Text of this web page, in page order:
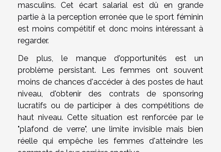
masculins. Cet écart salarial est dû en grande
partie à la perception erronée que le sport féminin
est moins compétitif et donc moins intéressant à
regarder.
De plus, le manque d'opportunités est un
problème persistant. Les femmes ont souvent
moins de chances d'accéder à des postes de haut
niveau, d'obtenir des contrats de sponsoring
lucratifs ou de participer à des compétitions de
haut niveau. Cette situation est renforcée par le
"plafond de verre", une limite invisible mais bien
réelle qui empêche les femmes d'atteindre les